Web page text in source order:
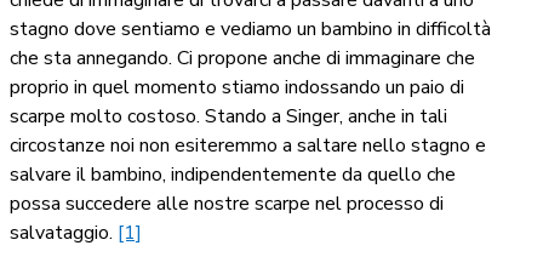
stagno dove sentiamo e vediamo un bambino in difficoltà
che sta annegando. Ci propone anche di immaginare che
proprio in quel momento stiamo indossando un paio di
scarpe molto costoso. Stando a Singer, anche in tali
circostanze noi non esiteremmo a saltare nello stagno e
salvare il bambino, indipendentemente da quello che
possa succedere alle nostre scarpe nel processo di
salvataggio. [1]